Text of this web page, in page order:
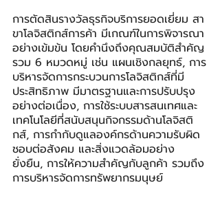
การตัดสินรางวัลธุรกิจบริการยอดเยี่ยม สา
ขาโลจิสติกส์การค้า มีเกณฑ์ในการพิจารณา
อย่างเข้มข้น โดยคำนึงถึงคุณสมบัติสำคัญ
รวม 6 หมวดหมู่ เช่น แผนเชิงกลยุทธ์, การ
บริหารจัดการกระบวนการโลจิสติกส์ที่มี
ประสิทธิภาพ มีมาตรฐานและการปรับปรุง
อย่างต่อเนื่อง, การใช้ระบบสารสนเทศและ
เทคโนโลยีที่สนับสนุนกิจกรรมด้านโลจิสติ
กส์, การกำกับดูแลองค์กรด้านความรับผิด
ชอบต่อสังคม และสิ่งแวดล้อมอย่าง
ยั่งยืน, การให้ความสำคัญกับลูกค้า รวมถึง
การบริหารจัดการทรัพยากรมนุษย์